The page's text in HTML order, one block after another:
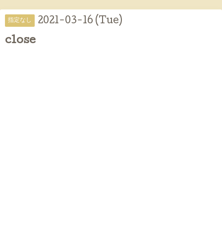
指定なし 2021-03-16 (Tue)
close